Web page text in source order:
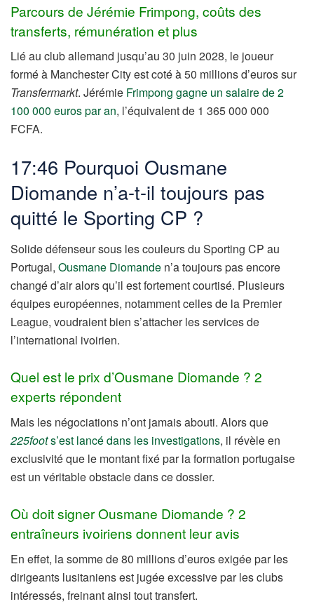
Parcours de Jérémie Frimpong, coûts des
transferts, rémunération et plus
Lié au club allemand jusqu’au 30 juin 2028, le joueur
formé à Manchester City est coté à 50 millions d’euros sur
Transfermarkt. Jérémie Frimpong gagne un salaire de 2
100 000 euros par an, l’équivalent de 1 365 000 000
FCFA.
17:46 Pourquoi Ousmane
Diomande n’a-t-il toujours pas
quitté le Sporting CP ?
Solide défenseur sous les couleurs du Sporting CP au
Portugal, Ousmane Diomande n’a toujours pas encore
changé d’air alors qu’il est fortement courtisé. Plusieurs
équipes européennes, notamment celles de la Premier
League, voudraient bien s’attacher les services de
l’international ivoirien.
Quel est le prix d’Ousmane Diomande ? 2
experts répondent
Mais les négociations n’ont jamais abouti. Alors que
225foots’est lancé dans les investigations, il révèle en
exclusivité que le montant fixé par la formation portugaise
est un véritable obstacle dans ce dossier.
Où doit signer Ousmane Diomande ? 2
entraîneurs ivoiriens donnent leur avis
En effet, la somme de 80 millions d’euros exigée par les
dirigeants lusitaniens est jugée excessive par les clubs
intéressés, freinant ainsi tout transfert.